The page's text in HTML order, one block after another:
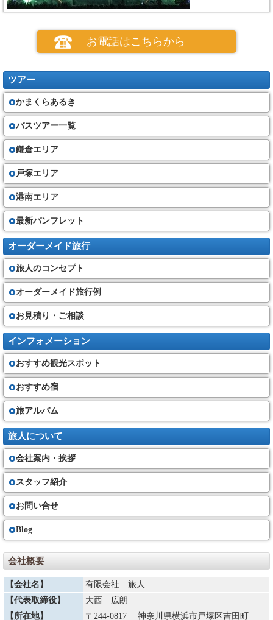
お電話はこちらから
ツアー
かまくらあるき
バスツアー一覧
鎌倉エリア
戸塚エリア
港南エリア
最新パンフレット
オーダーメイド旅行
旅人のコンセプト
オーダーメイド旅行例
お見積り・ご相談
インフォメーション
おすすめ観光スポット
おすすめ宿
旅アルバム
旅人について
会社案内・挨拶
スタッフ紹介
お問い合せ
Blog
会社概要
【会社名】
有限会社 旅人
【代表取締役】
大西 広朗
【所在地】
〒244-0817 神奈川県横浜市戸塚区吉田町